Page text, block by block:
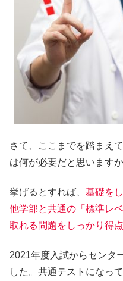
さて、ここまでを踏まえ
は何が必要だと思います
挙げるとすれば、 基礎を
他学部と共通の「標準レ
取れる問題をしっかり得
2021年度入試からセンタ
した。共通テストになっ